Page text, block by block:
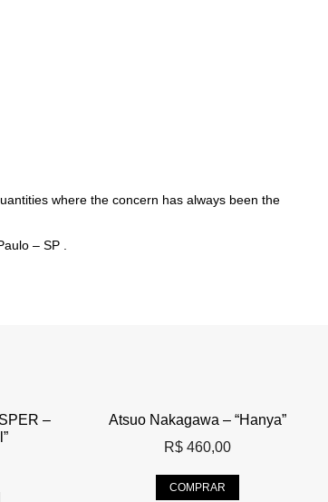
where the concern has always been the
– SP .
–
Atsuo Nakagawa – “Hanya”
R$ 460,00
COMPRAR